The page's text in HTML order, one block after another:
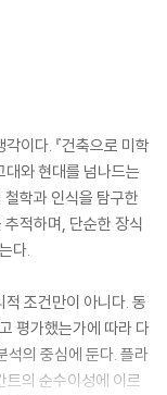
이다. 『건축으로 미학
대와 현대를 넘나드는
학과 인식을 탐구한
적하며, 단순한 장식
다.
조건만이 아니다. 동
평가했는가에 따라 다
석의 중심에 둔다. 플라
트의 순수이성에 이르